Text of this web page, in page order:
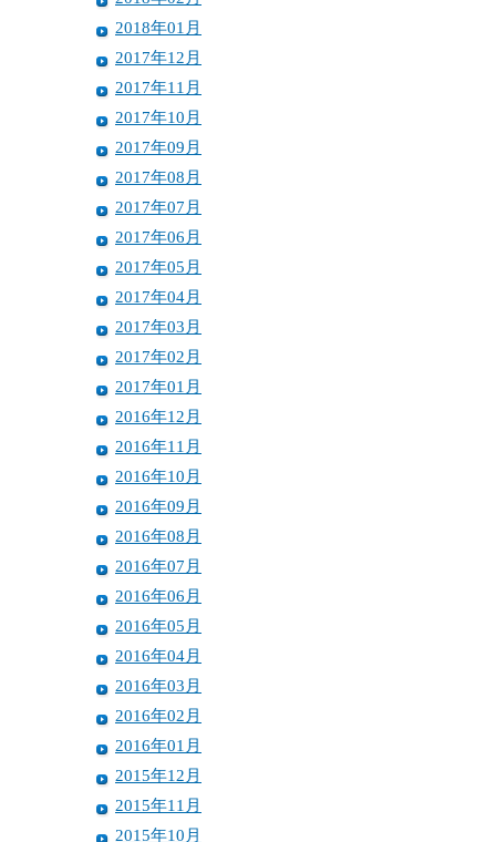
2018年01月
2017年12月
2017年11月
2017年10月
2017年09月
2017年08月
2017年07月
2017年06月
2017年05月
2017年04月
2017年03月
2017年02月
2017年01月
2016年12月
2016年11月
2016年10月
2016年09月
2016年08月
2016年07月
2016年06月
2016年05月
2016年04月
2016年03月
2016年02月
2016年01月
2015年12月
2015年11月
2015年10月